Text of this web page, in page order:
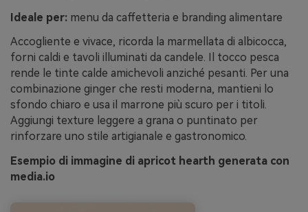
Ideale per: menu da caffetteria e branding alimentare
Accogliente e vivace, ricorda la marmellata di albicocca,
forni caldi e tavoli illuminati da candele. Il tocco pesca
rende le tinte calde amichevoli anziché pesanti. Per una
combinazione ginger che resti moderna, mantieni lo
sfondo chiaro e usa il marrone più scuro per i titoli.
Aggiungi texture leggere a grana o puntinato per
rinforzare uno stile artigianale e gastronomico.
Esempio di immagine di apricot hearth generata con
media.io